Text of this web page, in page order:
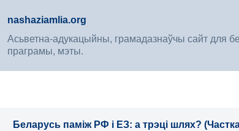
nashaziamlia.org
Асьветна-адукацыйны, грамадазнаўчы сайт для
праграмы, мэты.
Беларусь паміж РФ і ЕЗ: а трэці шлях?